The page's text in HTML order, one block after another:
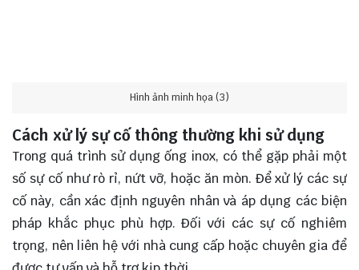
Hình ảnh minh họa (3)
Cách xử lý sự cố thông thường khi sử dụng
Trong quá trình sử dụng ống inox, có thể gặp phải một
số sự cố như rò rỉ, nứt vỡ, hoặc ăn mòn. Để xử lý các sự
cố này, cần xác định nguyên nhân và áp dụng các biện
pháp khắc phục phù hợp. Đối với các sự cố nghiêm
trọng, nên liên hệ với nhà cung cấp hoặc chuyên gia để